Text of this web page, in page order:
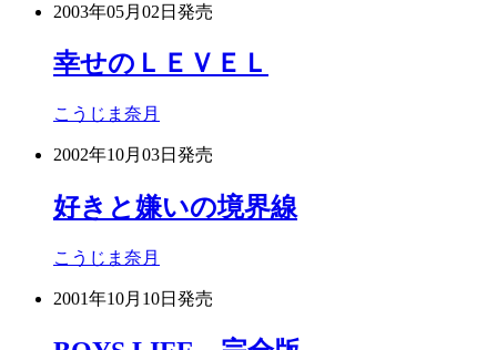
2003年05月02日 発売
幸せのＬＥＶＥＬ
こうじま奈月
2002年10月03日 発売
好きと嫌いの境界線
こうじま奈月
2001年10月10日 発売